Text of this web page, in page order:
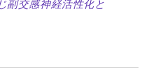
副交感神経活性化と